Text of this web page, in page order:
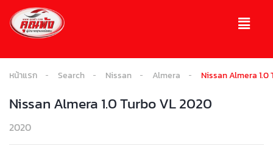
หน้าแรก Search Nissan Almera Nissan Almera 1.0
Nissan Almera 1.0 Turbo VL 2020
2020